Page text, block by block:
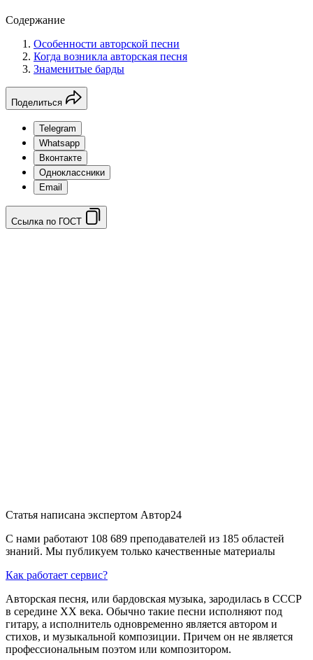
Содержание
Особенности авторской песни
Когда возникла авторская песня
Знаменитые барды
Поделиться
Telegram
Whatsapp
Вконтакте
Одноклассники
Email
Ссылка по ГОСТ
Статья написана экспертом Автор24
С нами работают 108 689 преподавателей из 185 областей
знаний. Мы публикуем только качественные материалы
Как работает сервис?
Авторская песня, или бардовская музыка, зародилась в СССР
в середине XX века. Обычно такие песни исполняют под
гитару, а исполнитель одновременно является автором и
стихов, и музыкальной композиции. Причем он не является
профессиональным поэтом или композитором.